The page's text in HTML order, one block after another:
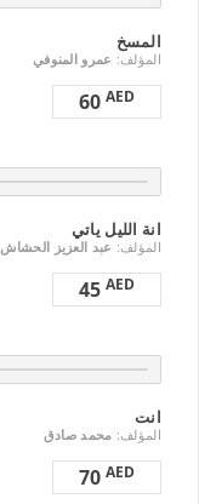
المسخ
المؤلف: عمرو المنوفي
60 AED
انة الليل ياتي
المؤلف: عبد العزيز الحشاش
45 AED
انت
المؤلف: محمد صادق
70 AED